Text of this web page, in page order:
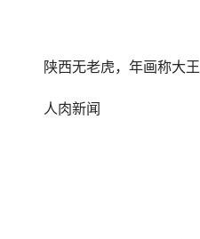
陕西无老虎，年画称大王
人肉新闻